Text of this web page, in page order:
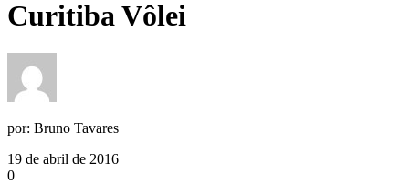
Curitiba Vôlei
por: Bruno Tavares
19 de abril de 2016
0